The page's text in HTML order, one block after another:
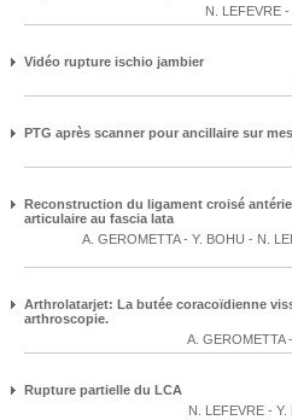
N. LEFEVRE -
Vidéo rupture ischio jambier
PTG après scanner pour ancillaire sur
Reconstruction du ligament croisé
articulaire au fascia lata
A. GEROMETTA- Y. BOHU - N.
Arthrolatarjet: La butée coracoïdienne
arthroscopie.
A. GEROMETTA-
Rupture partielle du LCA
N. LEFEVRE - Y.